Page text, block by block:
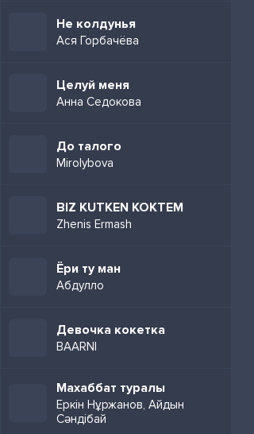
Не колдунья
Ася Горбачёва
Целуй меня
Анна Седокова
До талого
Mirolybova
BIZ KUTKEN KOKTEM
Zhenis Ermash
Ёри ту ман
Абдулло
Девочка кокетка
BAARNI
Махаббат туралы
Еркін Нұржанов, Айдын
Сәндібай